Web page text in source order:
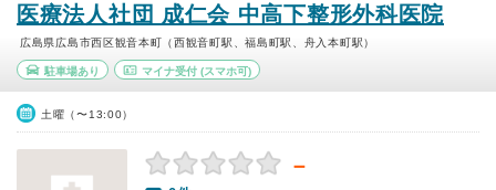
医療法人社団 成仁会 中高下整形外科医院
広島県広島市西区観音本町（西観音町駅、福島町駅、舟入本町駅）
駐車場あり マイナ受付(スマホ可)
土曜（〜13:00）
－